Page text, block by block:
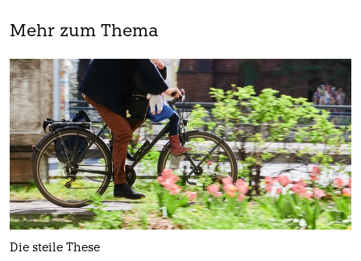
Mehr zum Thema
Die steile These